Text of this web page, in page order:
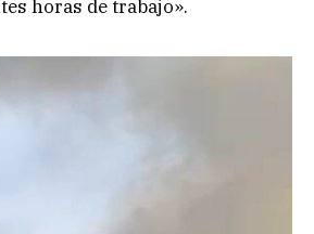
horas de trabajo».